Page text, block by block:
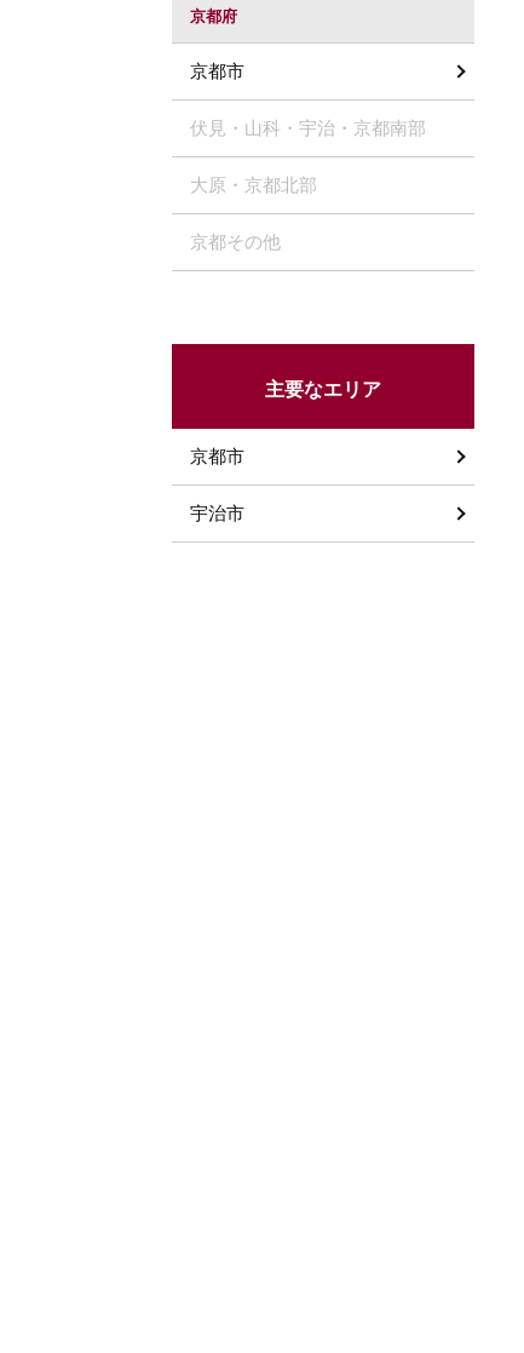
京都府
京都市
伏見・山科・宇治・京都南部
大原・京都北部
京都その他
主要なエリア
京都市
宇治市